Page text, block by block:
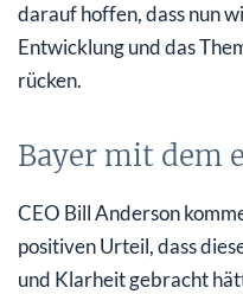
darauf hoffen, dass nun
Entwicklung und das
rücken.
Bayer mit dem
CEO Bill Anderson
positiven Urteil, dass
und Klarheit gebracht